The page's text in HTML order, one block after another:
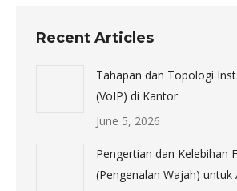
Recent Articles
Tahapan dan Topologi
(VoIP) di Kantor
June 5, 2026
Pengertian dan Kelebihan
(Pengenalan Wajah) untuk